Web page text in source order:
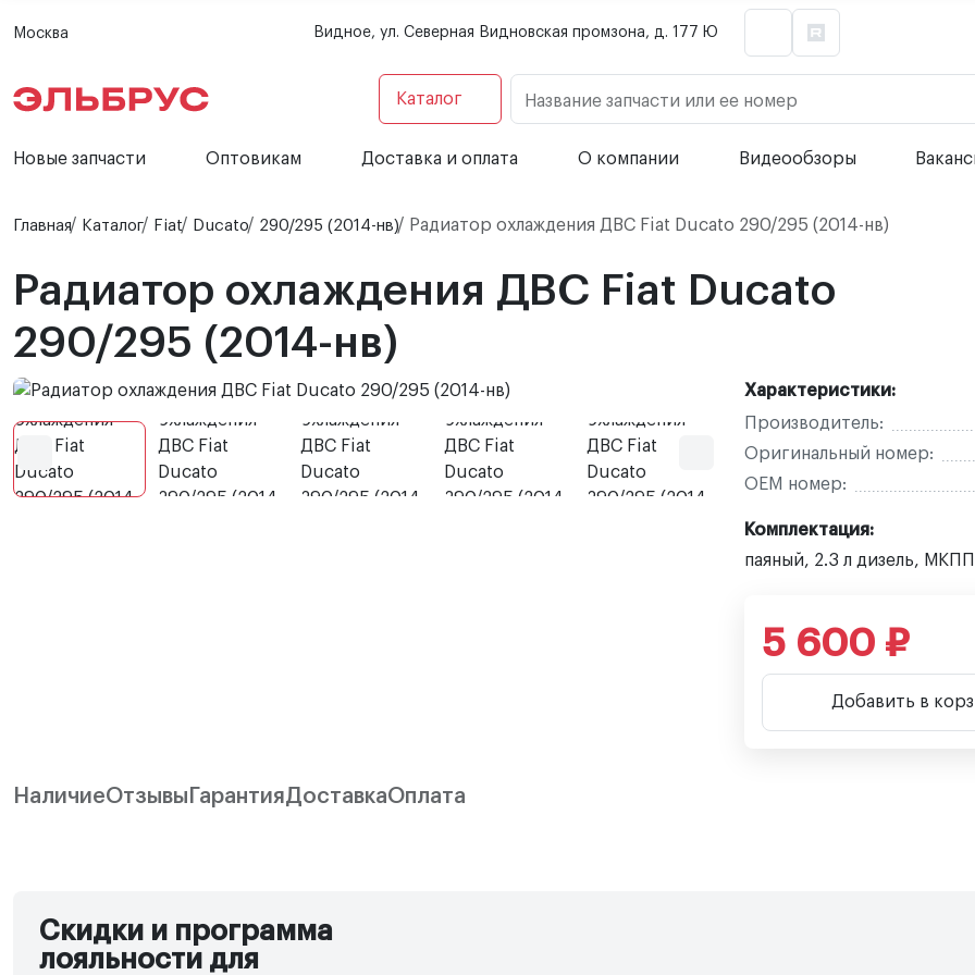
Москва Видное, ул. Северная Видновская промзона, д. 177 Ю
Каталог Название запчасти или ее номер
Новые запчасти Оптовикам Доставка и оплата О компании Видеообзоры
Главная Каталог Fiat Ducato 290/295 (2014-нв) Радиатор охлаждения ДВС Fiat Ducato 290/295 (2014-нв)
Радиатор охлаждения ДВС Fiat Ducato
290/295 (2014-нв)
Характеристики:
Производитель:
Оригинальный номер:
OEM номер:
Комплектация:
паяный, 2.3 л дизель, МКПП
5 600 ₽
Добавить в
НаличиеОтзывы ГарантияДоставкаОплата
Скидки и программа
лояльности для